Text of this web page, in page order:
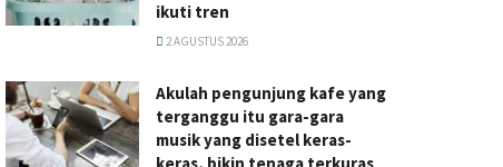
ikuti tren
2 AGUSTUS 2026
Akulah pengunjung kafe yang
terganggu itu gara-gara
musik yang disetel keras-